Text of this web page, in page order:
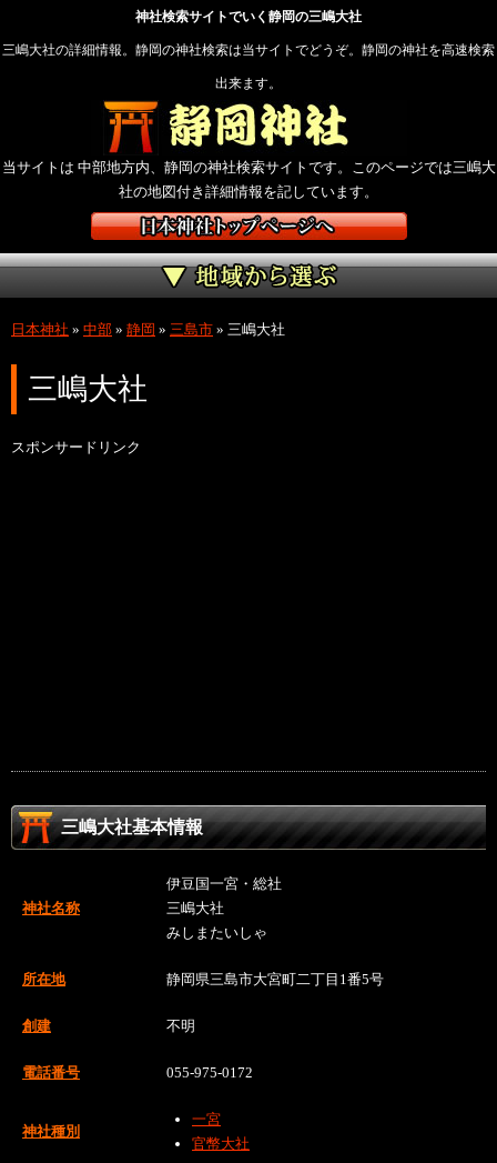
神社検索サイトでいく静岡の三嶋大社
三嶋大社の詳細情報。静岡の神社検索は当サイトでどうぞ。静岡の神社を高速検索
出来ます。
当サイトは 中部地方内、静岡の神社検索サイトです。このページでは三嶋大
社の地図付き詳細情報を記しています。
日本神社 » 中部 » 静岡 » 三島市 » 三嶋大社
三嶋大社
スポンサードリンク
三嶋大社基本情報
神社名称
伊豆国一宮・総社
三嶋大社
みしまたいしゃ
所在地 静岡県三島市大宮町二丁目1番5号
創建 不明
電話番号 055-975-0172
神社種別
一宮
官幣大社